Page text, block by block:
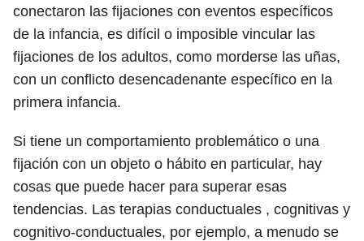
conectaron las fijaciones con eventos específicos
de la infancia, es difícil o imposible vincular las
fijaciones de los adultos, como morderse las uñas,
con un conflicto desencadenante específico en la
primera infancia.
Si tiene un comportamiento problemático o una
fijación con un objeto o hábito en particular, hay
cosas que puede hacer para superar esas
tendencias. Las terapias conductuales , cognitivas y
cognitivo-conductuales, por ejemplo, a menudo se